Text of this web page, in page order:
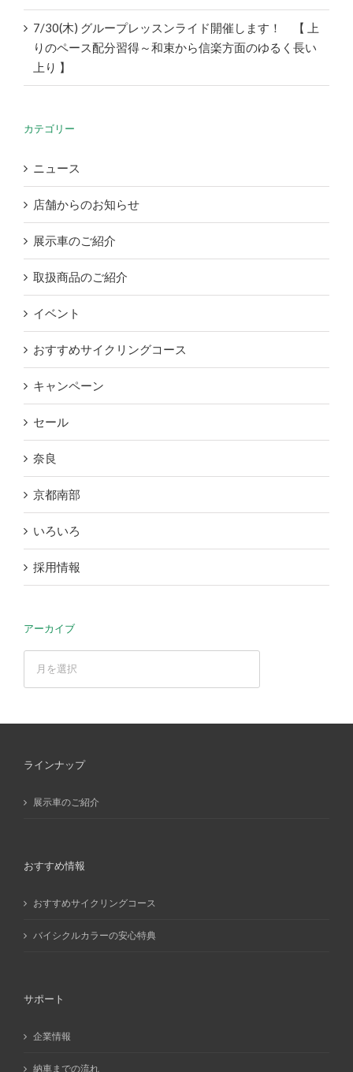
7/30(木) グループレッスンライド開催します！ 【 上
りのペース配分習得～和束から信楽方面のゆるく長い
上り 】
カテゴリー
ニュース
店舗からのお知らせ
展示車のご紹介
取扱商品のご紹介
イベント
おすすめサイクリングコース
キャンペーン
セール
奈良
京都南部
いろいろ
採用情報
アーカイブ
ラインナップ
展示車のご紹介
おすすめ情報
おすすめサイクリングコース
バイシクルカラーの安心特典
サポート
企業情報
納車までの流れ